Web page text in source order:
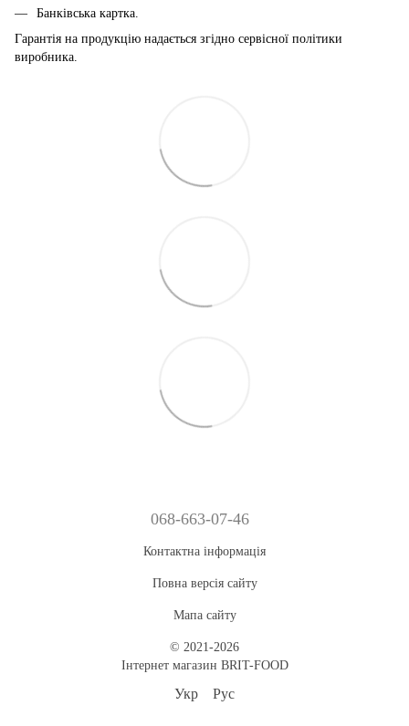
Банківська картка.
Гарантія на продукцію надається згідно сервісної політики
виробника.
068-663-07-46
Контактна інформація
Повна версія сайту
Мапа сайту
© 2021-2026
Інтернет магазин BRIT-FOOD
Укр Рус